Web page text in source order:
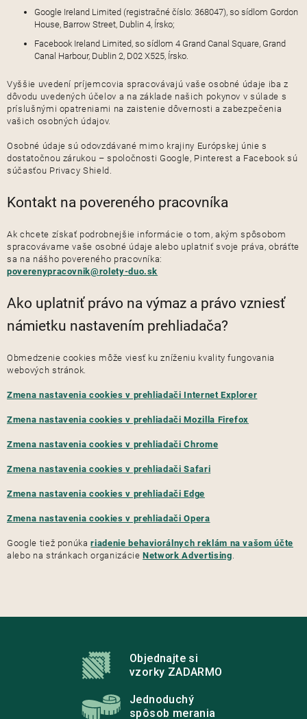
Google Ireland Limited (registračné číslo: 368047), so sídlom Gordon
House, Barrow Street, Dublin 4, Írsko;
Facebook Ireland Limited, so sídlom 4 Grand Canal Square, Grand
Canal Harbour, Dublin 2, D02 X525, Írsko.
Vyššie uvedení príjemcovia spracovávajú vaše osobné údaje iba z
dôvodu uvedených účelov a na základe našich pokynov v súlade s
príslušnými opatreniami na zaistenie dôvernosti a zabezpečenia
vašich osobných údajov.
Osobné údaje sú odovzdávané mimo krajiny Európskej únie s
dostatočnou zárukou – spoločnosti Google, Pinterest a Facebook sú
súčasťou Privacy Shield.
Kontakt na povereného pracovníka
Ak chcete získať podrobnejšie informácie o tom, akým spôsobom
spracovávame vaše osobné údaje alebo uplatniť svoje práva, obráťte
sa na nášho povereného pracovníka:
poverenypracovnik@rolety-duo.sk
Ako uplatniť právo na výmaz a právo vzniesť
námietku nastavením prehliadača?
Obmedzenie cookies môže viesť ku zníženiu kvality fungovania
webových stránok.
Zmena nastavenia cookies v prehliadači Internet Explorer
Zmena nastavenia cookies v prehliadači Mozilla Firefox
Zmena nastavenia cookies v prehliadači Chrome
Zmena nastavenia cookies v prehliadači Safari
Zmena nastavenia cookies v prehliadači Edge
Zmena nastavenia cookies v prehliadači Opera
Google tiež ponúkariadenie behaviorálnych reklám na vašom účte
alebo na stránkach organizácieNetwork Advertising.
Objednajte si
vzorky ZADARMO
Jednoduchý
spôsob merania